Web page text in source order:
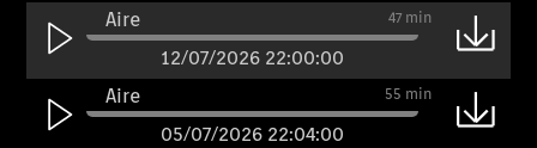
Aire
47 min
12/07/2026 22:00:00
Aire
55 min
05/07/2026 22:04:00